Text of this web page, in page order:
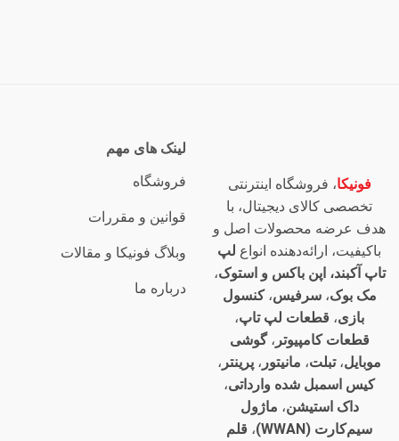
فونیکا، فروشگاه اینترنتی
تخصصی کالای دیجیتال، با
هدف عرضه محصولات اصل و
باکیفیت، ارائه‌دهنده انواع لپ
تاپ آکبند، اپن باکس و استوک،
مک بوک،سرفیس،کنسول
بازی، قطعات لپ تاپ،
قطعات کامپیوتر ،گوشی
موبایل،تبلت، مانیتور ، پرینتر ،
کیس اسمبل شده وارداتی،
داک استیشن، ماژول
سیم‌کارت (WWAN)
، قلم
لینک های مهم
فروشگاه
قوانین و مقررات
وبلاگ فونیکا و مقالات
درباره ما